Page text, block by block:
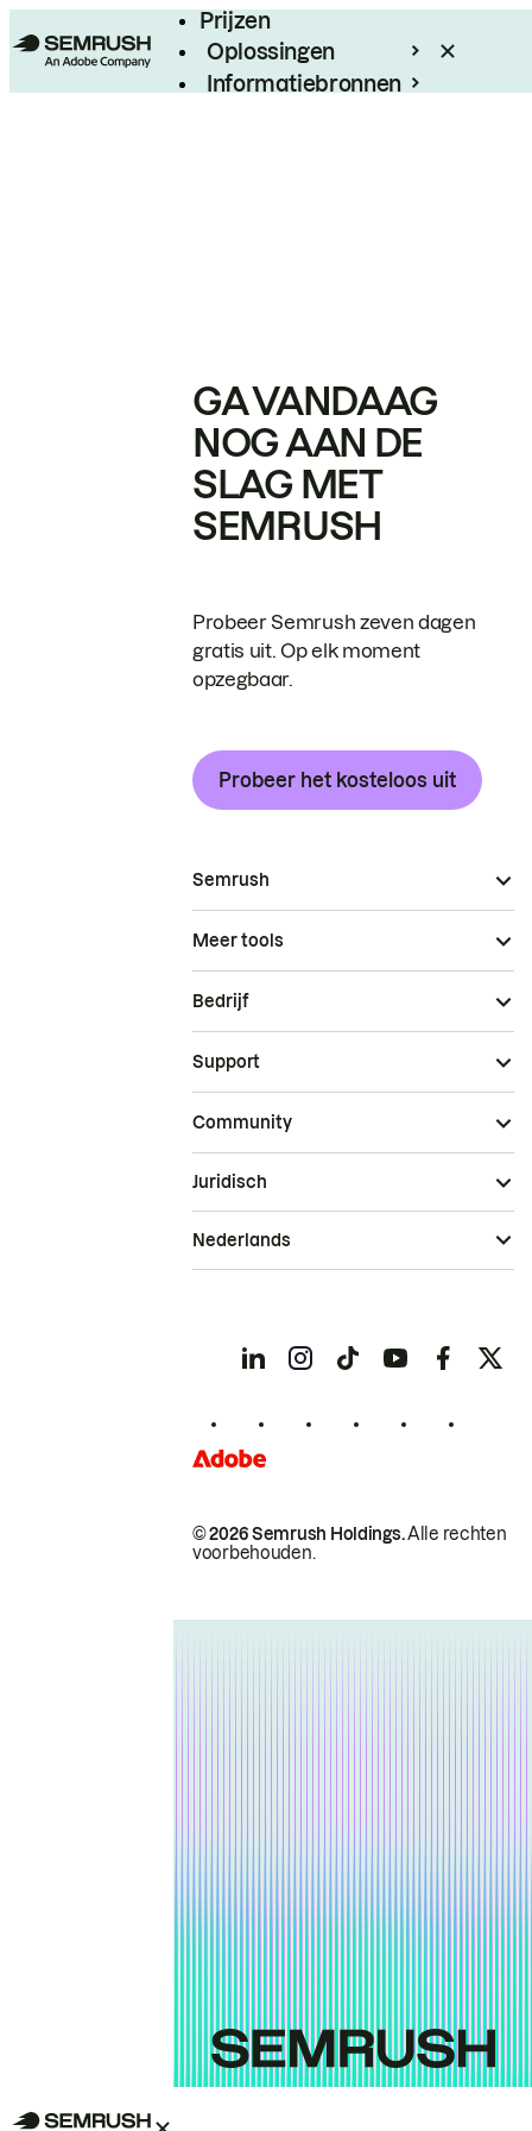
Prijzen
Oplossingen
Informatiebronnen
GA VANDAAG
NOG AAN DE
SLAG MET
SEMRUSH
Probeer Semrush zeven dagen
gratis uit. Op elk moment
opzegbaar.
Probeer het kosteloos uit
Semrush
Meer tools
Bedrijf
Support
Community
© 2026 Semrush Holdings.Alle rechten
voorbehouden.
Juridisch
Nederlands